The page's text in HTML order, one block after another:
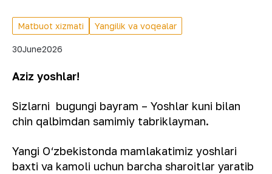
Matbuot xizmati Yangilik va voqealar
30June2026
Aziz yoshlar!
Sizlarni bugungi bayram – Yoshlar kuni bilan
chin qalbimdan samimiy tabriklayman.
Yangi O‘zbekistonda mamlakatimiz yoshlari
baxti va kamoli uchun barcha sharoitlar yaratib